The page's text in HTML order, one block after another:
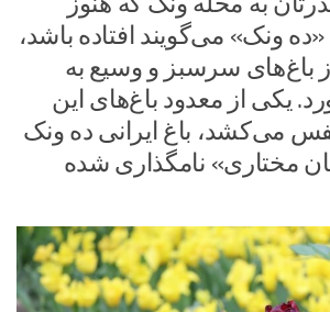
ونک» می‌گویند افتاده باشد،
باغ‌های سرسبز و وسیع به
یکی از معدود باغ‌های این
می‌کشد، باغ ایرانی ده ونک
مختاری» نامگذاری شده